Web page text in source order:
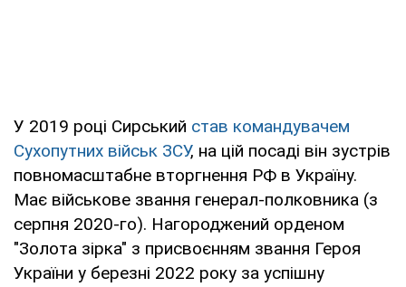
У 2019 році Сирський став командувачем
Сухопутних військ ЗСУ, на цій посаді він зустрів
повномасштабне вторгнення РФ в Україну.
Має військове звання генерал-полковника (з
серпня 2020-го). Нагороджений орденом
"Золота зірка" з присвоєнням звання Героя
України у березні 2022 року за успішну